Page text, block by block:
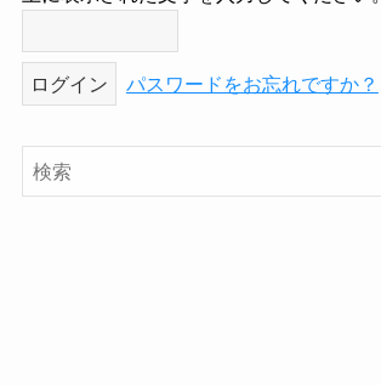
パスワードをお忘れですか？